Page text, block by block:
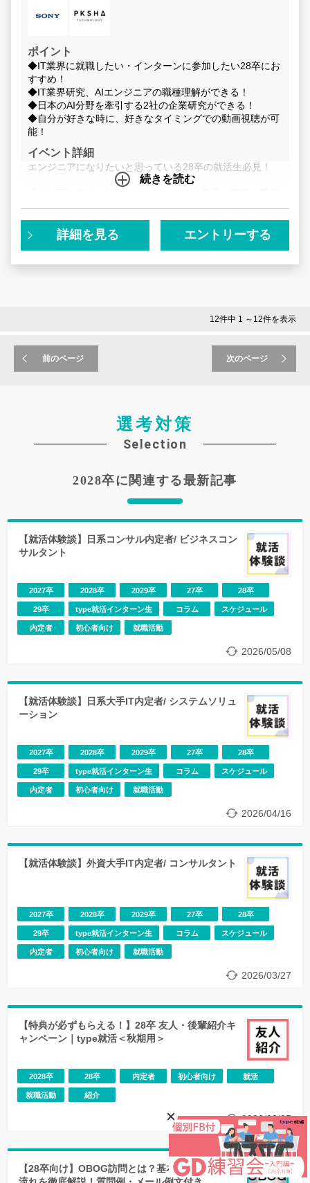
ICT分野において、各種サービスを提供するとともに、こ
れらを支える最先端、高性能かつ高品質のプロダクトおよ
合的に提供する、トータルソリューションビジネスを行っ
ています。
ポイント
◆IT業界に就職したい・インターンに参加したい28卒にお
すすめ！
◆IT業界研究、AIエンジニアの職種理解ができる！
◆日本のAI分野を牽引する2社の企業研究ができる！
◆自分が好きな時に、好きなタイミングでの動画視聴が可
能！
イベント詳細
エンジニアになりたいと思っている28卒の就活生必見！
肢があるのか」
「機械学習や生成AIのようなアルゴリズムをどのようにビ
ジネスに結び付けているのか」
限定公開！
「なぜうちの企業なのか」
「なぜこの仕事がしたいのか」
この思いを伝えられないと選考を通過することは難しいで
今回配信するのは、ソニーとPKSHA Technologyの社員の
てキャリアをどのように磨くのかということについて2社
対談形式でお話をいただきました。
＜登壇企業＞
◆ソニー
あらゆる領域で、世界を感動で満たすために。ソニーで
は、これまで培ってきた様々なテクノロジーとAI・クラウ
◆PKSHA Technology
東京大学の松尾研究室出身 上野山氏によって創業された、
AIソリューションの開発・AI SaaSの提供を行うテックカ
ンパニー。「未来のソフトウエアを形にする」というミッ
ションのもと、社会課題を解決する多様なAIおよびAIエー
ジェントを提供しています。
続きを読む
詳細を見る エントリーする
12件中 1 ～12件を表示
前のページ 次のページ
選考対策
Selection
2028卒に関連する最新記事
【就活体験談】日系コンサル内定者/ ビジネスコン
サルタント
2026/05/08
2027卒 2028卒 2029卒 27卒 28卒
29卒 type就活インターン生 コラム スケジュール
内定者 初心者向け 就職活動
【就活体験談】日系大手IT内定者/ システムソリュ
ーション
2026/04/16
2027卒 2028卒 2029卒 27卒 28卒
29卒 type就活インターン生 コラム スケジュール
内定者 初心者向け 就職活動
【就活体験談】外資大手IT内定者/ コンサルタント
2026/03/27
2027卒 2028卒 2029卒 27卒 28卒
29卒 type就活インターン生 コラム スケジュール
内定者 初心者向け 就職活動
【特典が必ずもらえる！】28卒 友人・後輩紹介キ
ャンペーン｜type就活＜秋期用＞
2026/08/05
2028卒 28卒 内定者 初心者向け 就活
就職活動 紹介
【28卒向け】OBOG訪問とは？基本的なやり方・